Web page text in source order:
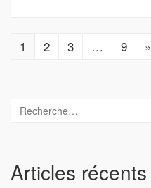
1 2 3 … 9 »
Articles récents